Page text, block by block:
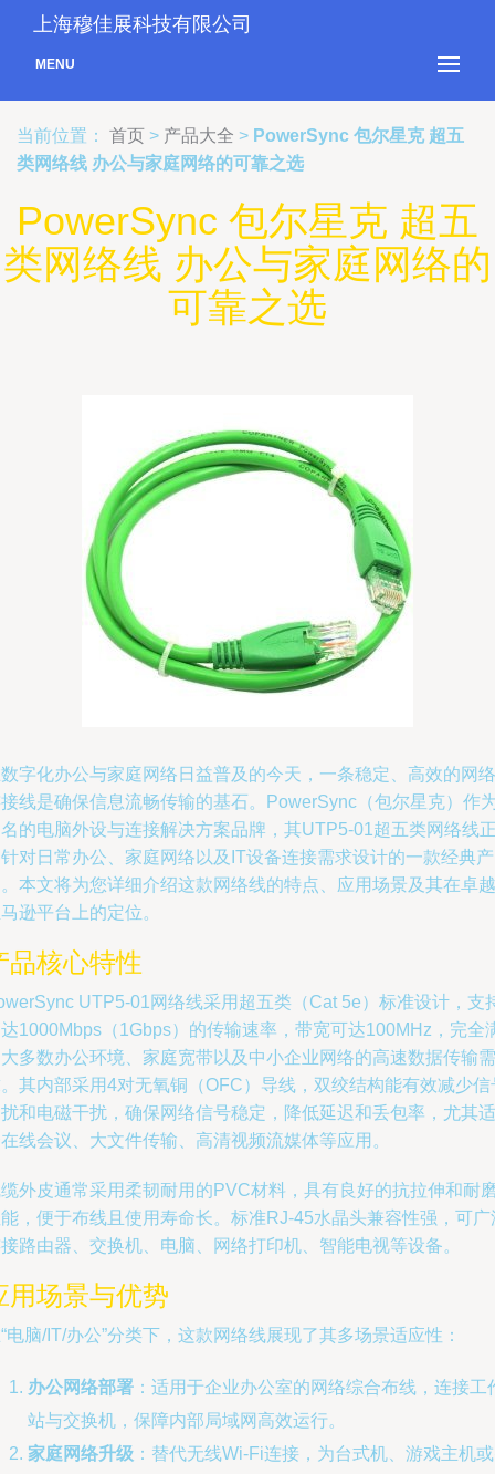
上海穆佳展科技有限公司
MENU
当前位置： 首页 > 产品大全 > PowerSync 包尔星克 超五
类网络线 办公与家庭网络的可靠之选
PowerSync 包尔星克 超五
类网络线 办公与家庭网络的
可靠之选
字化办公与家庭网络日益普及的今天，一条稳定、高效的网络
线是确保信息流畅传输的基石。PowerSync（包尔星克）作
的电脑外设与连接解决方案品牌，其UTP5-01超五类网络线
对日常办公、家庭网络以及IT设备连接需求设计的一款经典产
本文将为您详细介绍这款网络线的特点、应用场景及其在卓越
逊平台上的定位。
品核心特性
UTP5-01网络线采用超五类（Cat 5e）标准设计，支
1000Mbps（1Gbps）的传输速率，带宽可达100MHz，完全
多数办公环境、家庭宽带以及中小企业网络的高速数据传输需
其内部采用4对无氧铜（OFC）导线，双绞结构能有效减少信
和电磁干扰，确保网络信号稳定，降低延迟和丢包率，尤其适
线会议、大文件传输、高清视频流媒体等应用。
外皮通常采用柔韧耐用的PVC材料，具有良好的抗拉伸和耐
，便于布线且使用寿命长。标准RJ-45水晶头兼容性强，可广
路由器、交换机、电脑、网络打印机、智能电视等设备。
用场景与优势
电脑/IT/办公”分类下，这款网络线展现了其多场景适应性：
办公网络部署 ：适用于企业办公室的网络综合布线，连接工
站与交换机，保障内部局域网高效运行。
家庭网络升级 ：替代无线Wi-Fi连接，为台式机、游戏主机